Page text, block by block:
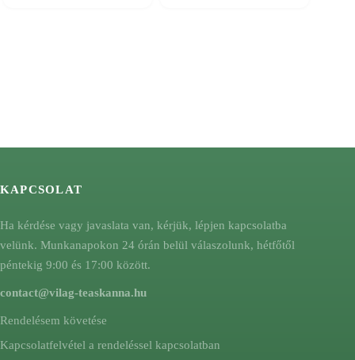
KAPCSOLAT
Ha kérdése vagy javaslata van, kérjük, lépjen kapcsolatba
velünk. Munkanapokon 24 órán belül válaszolunk, hétfőtől
péntekig 9:00 és 17:00 között.
contact@vilag-teaskanna.hu
Rendelésem követése
Kapcsolatfelvétel a rendeléssel kapcsolatban